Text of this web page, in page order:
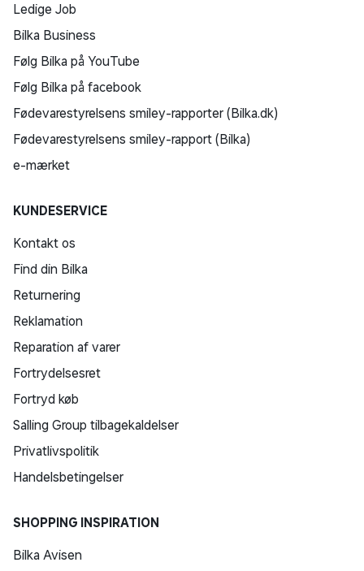
Ledige Job
Bilka Business
Følg Bilka på YouTube
Følg Bilka på facebook
Fødevarestyrelsens smiley-rapporter (Bilka.dk)
Fødevarestyrelsens smiley-rapport (Bilka)
e-mærket
KUNDESERVICE
Kontakt os
Find din Bilka
Returnering
Reklamation
Reparation af varer
Fortrydelsesret
Fortryd køb
Salling Group tilbagekaldelser
Privatlivspolitik
Handelsbetingelser
SHOPPING INSPIRATION
Bilka Avisen